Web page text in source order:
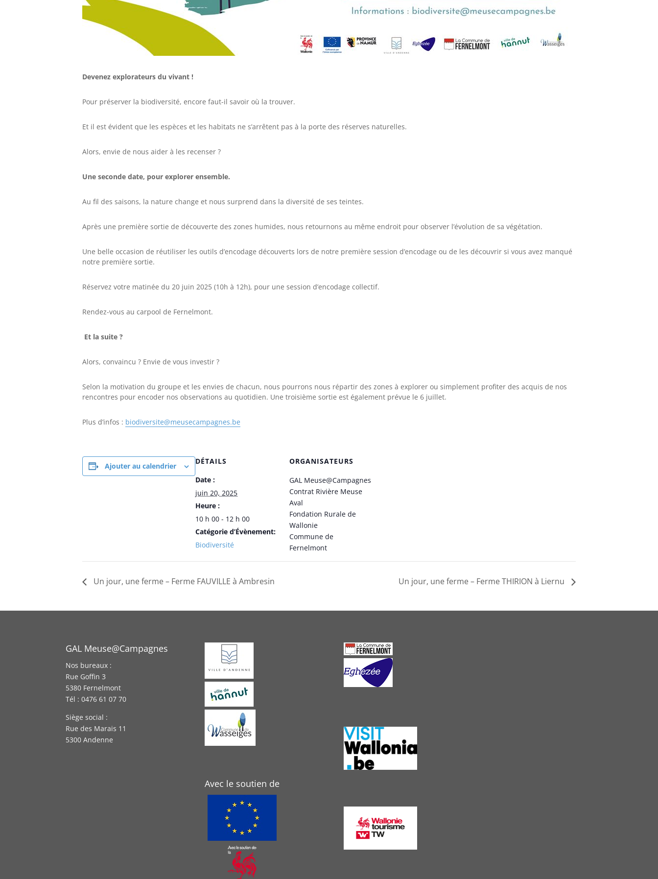
Devenez explorateurs du vivant !
Pour préserver la biodiversité, encore faut-il savoir où la trouver.
Et il est évident que les espèces et les habitats ne s’arrêtent pas à la porte des réserves naturelles.
Alors, envie de nous aider à les recenser ?
Une seconde date, pour explorer ensemble.
Au fil des saisons, la nature change et nous surprend dans la diversité de ses teintes.
Après une première sortie de découverte des zones humides, nous retournons au même endroit pour observer l’évolution de sa végétation.
Une belle occasion de réutiliser les outils d’encodage découverts lors de notre première session d’encodage ou de les découvrir si vous avez manqué
notre première sortie.
Réservez votre matinée du 20 juin 2025 (10h à 12h), pour une session d’encodage collectif.
Rendez-vous au carpool de Fernelmont.
Et la suite ?
Alors, convaincu ? Envie de vous investir ?
Selon la motivation du groupe et les envies de chacun, nous pourrons nous répartir des zones à explorer ou simplement profiter des acquis de nos
rencontres pour encoder nos observations au quotidien. Une troisième sortie est également prévue le 6 juillet.
Plus d’infos : biodiversite@meusecampagnes.be
Ajouter au calendrier
DÉTAILS
Date :
juin 20, 2025
Heure :
10 h 00 - 12 h 00
Catégorie d’Évènement:
Biodiversité
ORGANISATEURS
GAL Meuse@Campagnes
Contrat Rivière Meuse
Aval
Fondation Rurale de
Wallonie
Commune de
Fernelmont
Un jour, une ferme – Ferme FAUVILLE à Ambresin Un jour, une ferme – Ferme THIRION à Liernu
GAL Meuse@Campagnes
Nos bureaux :
Rue Goffin 3
5380 Fernelmont
Tél : 0476 61 07 70
Siège social :
Rue des Marais 11
5300 Andenne
Avec le soutien de